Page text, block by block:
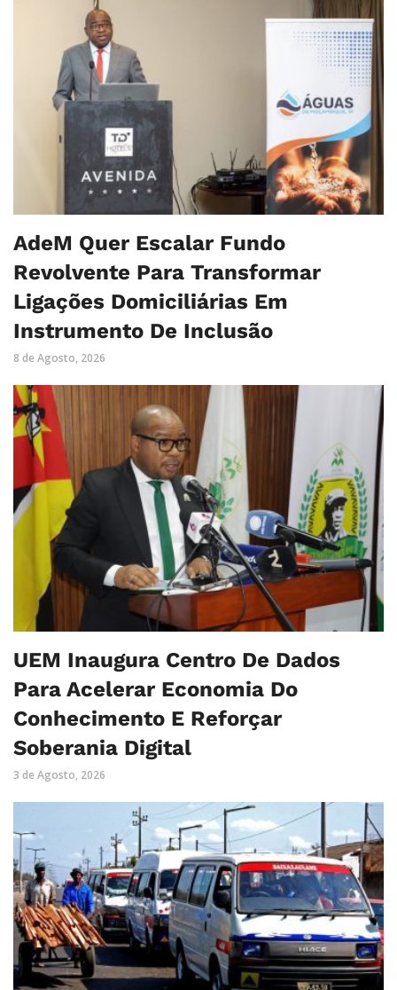
AdeM Quer Escalar Fundo
Revolvente Para Transformar
Ligações Domiciliárias Em
Instrumento De Inclusão
8 de Agosto, 2026
UEM Inaugura Centro De Dados
Para Acelerar Economia Do
Conhecimento E Reforçar
Soberania Digital
3 de Agosto, 2026